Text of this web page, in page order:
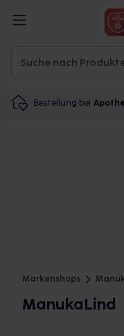
Bestellung bei
Markenshops
ManukaLind